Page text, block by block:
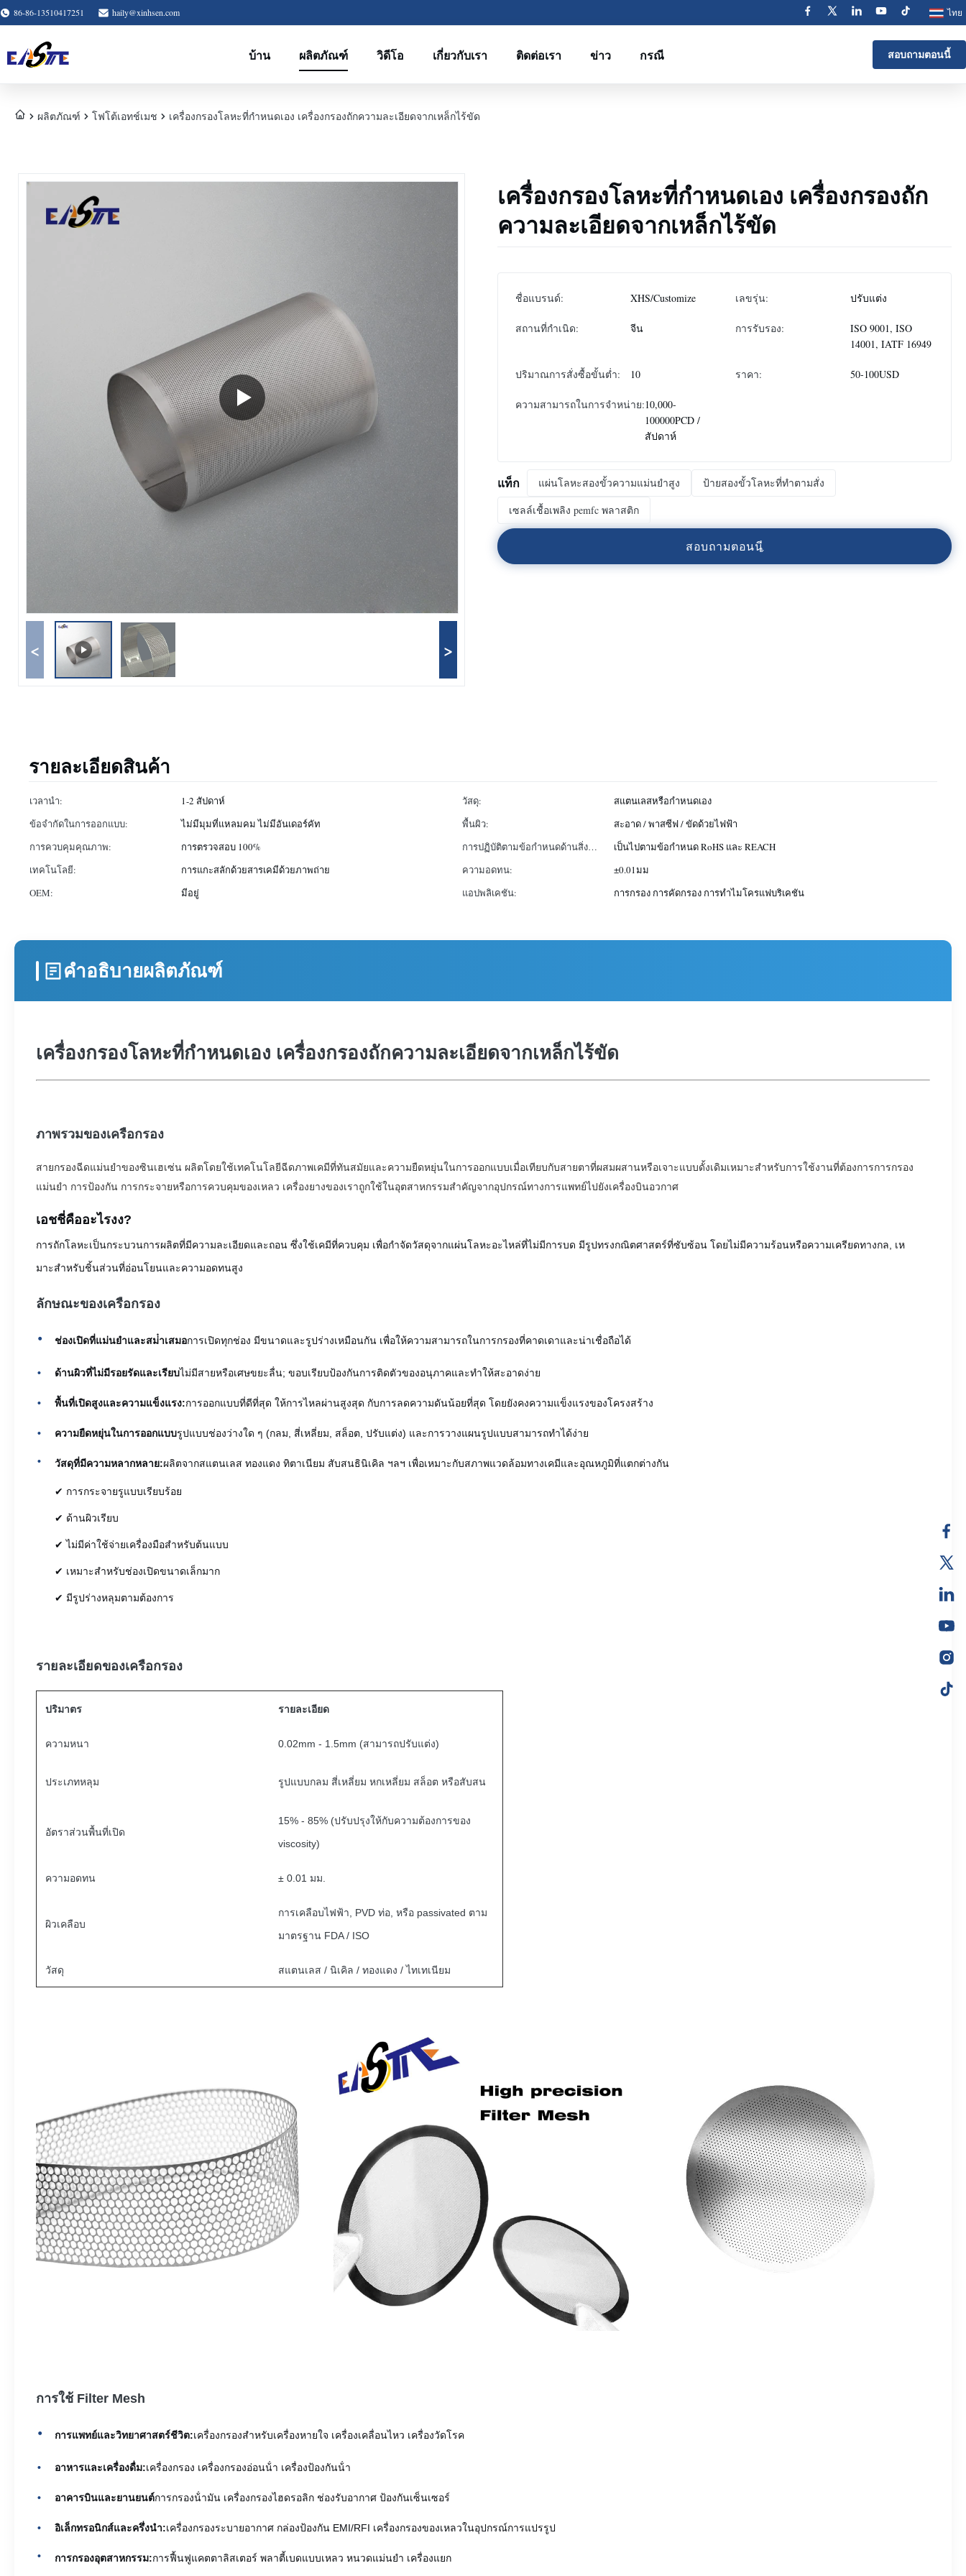
86-86-13510417251 haily@xinhsen.com ไทย
บ้าน ผลิตภัณฑ์ วิดีโอ เกี่ยวกับเรา ติดต่อเรา ข่าว กรณี สอบถามตอนนี้
ผลิตภัณฑ์ โฟโต้เอทช์เมช เครื่องกรองโลหะที่กําหนดเอง เครื่องกรองถักความละเอียดจากเหล็กไร้ขัด
< >
เครื่องกรองโลหะที่กําหนดเอง เครื่องกรองถัก
ความละเอียดจากเหล็กไร้ขัด
ชื่อแบรนด์: XHS/Customize เลขรุ่น: ปรับแต่ง
สถานที่กำเนิด: จีน การรับรอง:
ISO 9001, ISO
14001, IATF 16949
ปริมาณการสั่งซื้อขั้นต่ำ: 10 ราคา: 50-100USD
ความสามารถในการจําหน่าย:10,000-
100000PCD /
สัปดาห์
แท็ก แผ่นโลหะสองขั้วความแม่นยําสูง
ป้ายสองขั้วโลหะที่ทําตามสั่ง
เซลล์เชื้อเพลิง pemfc พลาสติก
สอบถามตอนน
รายละเอียดสินค้า
เวลานำ: 1-2 สัปดาห์ วัสดุ:
สแตนเลสหรือกำหนดเอง
ข้อจำกัดในการออกแบบ:
ไม่มีมุมที่แหลมคม ไม่มีอันเดอร์คัท พื้นผิว:
สะอาด / พาสซีฟ / ขัดด้วยไฟฟ้า
การควบคุมคุณภาพ:
การตรวจสอบ 100%
การปฏิบัติตามข้อกำหนดด้านสิ่ง
แวดล้อม:
เป็นไปตามข้อกำหนด RoHS และ REACH
เทคโนโลยี:
การแกะสลักด้วยสารเคมีด้วยภาพถ่าย ความอดทน:
±0.01มม
OEM:
มีอยู่ แอปพลิเคชัน: การกรอง การคัดกรอง การทำไมโครแฟบริเคชัน
คำอธิบายผลิตภัณฑ์
เครื่องกรองโลหะที่กําหนดเอง เครื่องกรองถักความละเอียดจากเหล็กไร้ขัด
ภาพรวมของเครือกรอง
สายกรองฉีดแม่นยําของซินเฮเซ่น ผลิตโดยใช้เทคโนโลยีฉีดภาพเคมีที่ทันสมัยและความยืดหยุ่นในการออกแบบเมื่อเทียบกับสายตาที่ผสมผสานหรือเจาะแบบดั้งเดิมเหมาะสําหรับการใช้งานที่ต้องการการกรอง
แม่นยํา การป้องกัน การกระจายหรือการควบคุมของเหลว เครื่องยางของเราถูกใช้ในอุตสาหกรรมสําคัญจากอุปกรณ์ทางการแพทย์ไปยังเครื่องบินอวกาศ
เอชชี่คืออะไรงง?
การถักโลหะเป็นกระบวนการผลิตที่มีความละเอียดและถอน ซึ่งใช้เคมีที่ควบคุม เพื่อกําจัดวัสดุจากแผ่นโลหะอะไหล่ที่ไม่มีการบด มีรูปทรงกณิตศาสตร์ที่ซับซ้อน โดยไม่มีความร้อนหรือความเครียดทางกล, เห
มาะสําหรับชิ้นส่วนที่อ่อนโยนและความอดทนสูง
ลักษณะของเครือกรอง
ช่องเปิดที่แม่นยําและสม่ําเสมอการเปิดทุกช่อง มีขนาดและรูปร่างเหมือนกัน เพื่อให้ความสามารถในการกรองที่คาดเดาและน่าเชื่อถือได้
ด้านผิวที่ไม่มีรอยรัดและเรียบไม่มีสายหรือเศษขยะลื่น; ขอบเรียบป้องกันการติดตัวของอนุภาคและทําให้สะอาดง่าย
พื้นที่เปิดสูงและความแข็งแรง:การออกแบบที่ดีที่สุด ให้การไหลผ่านสูงสุด กับการลดความดันน้อยที่สุด โดยยังคงความแข็งแรงของโครงสร้าง
ความยืดหยุ่นในการออกแบบรูปแบบช่องว่างใด ๆ (กลม, สี่เหลี่ยม, สล็อต, ปรับแต่ง) และการวางแผนรูปแบบสามารถทําได้ง่าย
วัสดุที่มีความหลากหลาย:ผลิตจากสแตนเลส ทองแดง ทิตาเนียม สับสนธินิเคิล ฯลฯ เพื่อเหมาะกับสภาพแวดล้อมทางเคมีและอุณหภูมิที่แตกต่างกัน
✔ การกระจายรูแบบเรียบร้อย
✔ ด้านผิวเรียบ
✔ ไม่มีค่าใช้จ่ายเครื่องมือสําหรับต้นแบบ
✔ เหมาะสําหรับช่องเปิดขนาดเล็กมาก
✔ มีรูปร่างหลุมตามต้องการ
รายละเอียดของเครือกรอง
ปริมาตร รายละเอียด
ความหนา 0.02mm - 1.5mm (สามารถปรับแต่ง)
ประเภทหลุม รูปแบบกลม สี่เหลี่ยม หกเหลี่ยม สล็อต หรือสับสน
อัตราส่วนพื้นที่เปิด
15% - 85% (ปรับปรุงให้กับความต้องการของ
viscosity)
ความอดทน ± 0.01 มม.
ผิวเคลือบ
การเคลือบไฟฟ้า, PVD ท่อ, หรือ passivated ตาม
มาตรฐาน FDA / ISO
วัสดุ สแตนเลส / นิเคิล / ทองแดง / ไทเทเนียม
การใช้ Filter Mesh
การแพทย์และวิทยาศาสตร์ชีวิต:เครื่องกรองสําหรับเครื่องหายใจ เครื่องเคลื่อนไหว เครื่องวัดโรค
อาหารและเครื่องดื่ม:เครื่องกรอง เครื่องกรองอ่อนน้ํา เครื่องป้องกันน้ํา
อาคารบินและยานยนต์การกรองน้ํามัน เครื่องกรองไฮดรอลิก ช่องรับอากาศ ป้องกันเซ็นเซอร์
อิเล็กทรอนิกส์และครึ่งนํา:เครื่องกรองระบายอากาศ กล่องป้องกัน EMI/RFI เครื่องกรองของเหลวในอุปกรณ์การแปรรูป
การกรองอุตสาหกรรม:การฟื้นฟูแคตตาลิสเตอร์ พลาตี้เบดแบบเหลว หนวดแม่นยํา เครื่องแยก